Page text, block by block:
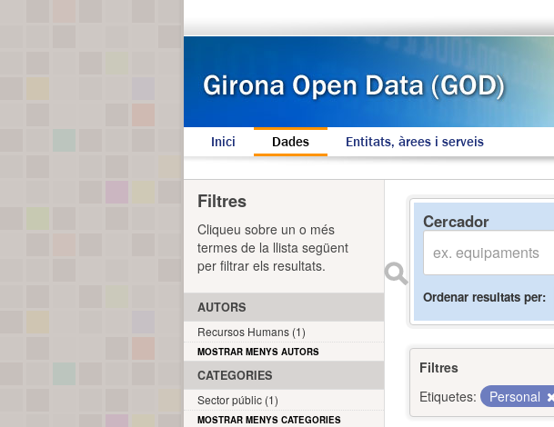
Inici Dades Entitats, àrees i serveis
Cercador
Ordenar resultats per
Filtres
Etiquetes:
Personal
Filtres
Cliqueu sobre un o més
termes de la llista següent
per filtrar els resultats.
AUTORS
Recursos Humans (1)
MOSTRAR MENYS AUTORS
CATEGORIES
Sector públic (1)
MOSTRAR MENYS CATEGORIES